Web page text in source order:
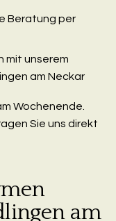
Beratung per
mit unserem
am Neckar
Wochenende.
Sie uns direkt
am